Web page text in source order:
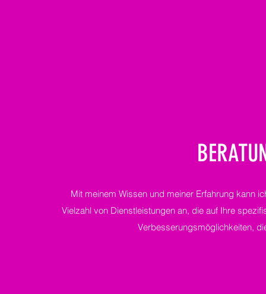
Mit meinem Wissen und meiner Erfahrung kann
Vielzahl von Dienstleistungen an, die auf Ihre
Verbesserungsmöglichkeiten,